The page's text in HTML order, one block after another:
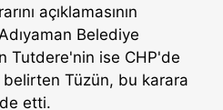
açıklamasının
Belediye
Tutdere'nin ise CHP'de
Tüzün, bu karara
etti.